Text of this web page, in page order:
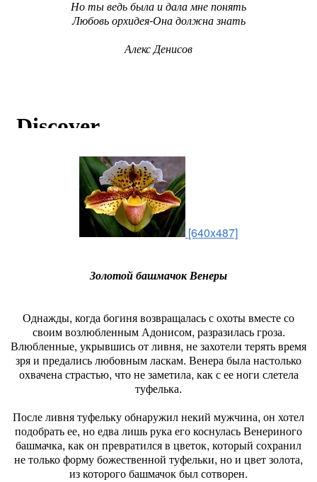
Но ты ведь была и дала мне понять
Любовь орхидея-Она должна знать
Алекс Денисов
[640x487]
Золотой башмачок Венеры
Однажды, когда богиня возвращалась с охоты вместе со
своим возлюбленным Адонисом, разразилась гроза.
Влюбленные, укрывшись от ливня, не захотели терять время
зря и предались любовным ласкам. Венера была настолько
охвачена страстью, что не заметила, как с ее ноги слетела
туфелька.
После ливня туфельку обнаружил некий мужчина, он хотел
подобрать ее, но едва лишь рука его коснулась Венериного
башмачка, как он превратился в цветок, который сохранил
не только форму божественной туфельки, но и цвет золота,
из которого башмачок был сотворен.